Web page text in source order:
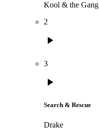
Kool & the Gang
2
play_arrow
3
play_arrow
Search & Rescue
Drake